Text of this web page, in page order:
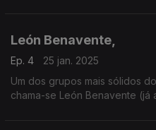
León Benavente,
Ep. 4
25 jan. 2025
Um dos grupos mais sólidos
chama-se León Benavente (já